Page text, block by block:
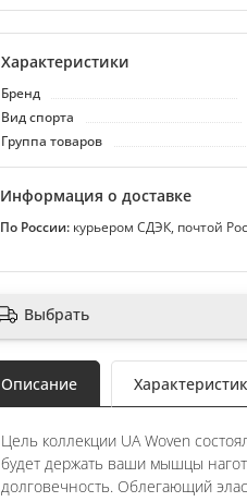
Характеристики
Бренд
Вид спорта
Группа товаров
Информация о доставке
По России: курьером СДЭК, почтой
Выбрать
Описание
Цель коллекции UA Woven
будет держать ваши мышцы
долговечность. Облегающий